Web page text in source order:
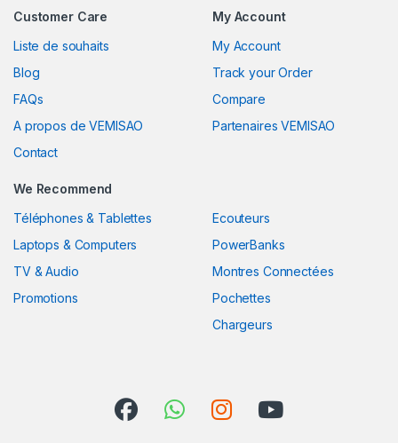
Customer Care
Liste de souhaits
Blog
FAQs
A propos de VEMISAO
Contact
My Account
My Account
Track your Order
Compare
Partenaires VEMISAO
We Recommend
Téléphones & Tablettes
Laptops & Computers
TV & Audio
Promotions
Ecouteurs
PowerBanks
Montres Connectées
Pochettes
Chargeurs